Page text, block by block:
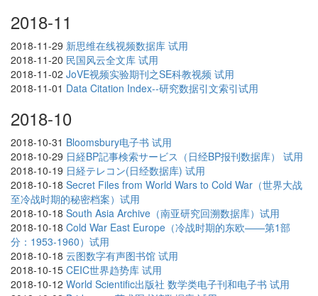
2018-11
2018-11-29 新思维在线视频数据库 试用
2018-11-20 民国风云全文库 试用
2018-11-02 JoVE视频实验期刊之SE科教视频 试用
2018-11-01 Data Citation Index--研究数据引文索引试用
2018-10
2018-10-31 Bloomsbury电子书 试用
2018-10-29 日経BP記事検索サービス（日经BP报刊数据库） 试用
2018-10-19 日経テレコン(日经数据库) 试用
2018-10-18 Secret Files from World Wars to Cold War（世界大战
至冷战时期的秘密档案）试用
2018-10-18 South Asia Archive（南亚研究回溯数据库）试用
2018-10-18 Cold War East Europe（冷战时期的东欧——第1部
分：1953-1960）试用
2018-10-18 云图数字有声图书馆 试用
2018-10-15 CEIC世界趋势库 试用
2018-10-12 World Scientific出版社 数学类电子刊和电子书 试用